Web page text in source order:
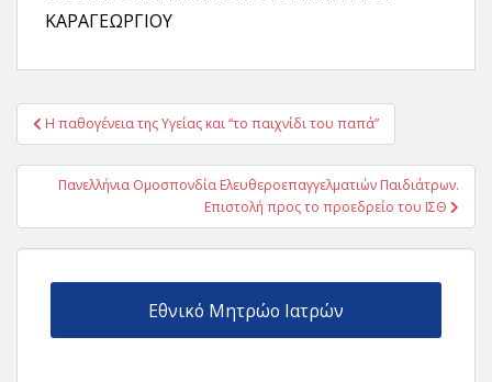
ΚΑΡΑΓΕΩΡΓΙΟΥ
Πλοήγηση
άρθρων
Η παθογένεια της Υγείας και “το παιχνίδι του παπά”
Πανελλήνια Ομοσπονδία Ελευθεροεπαγγελματιών Παιδιάτρων.
Επιστολή προς το προεδρείο του ΙΣΘ
Εθνικό Μητρώο Ιατρών